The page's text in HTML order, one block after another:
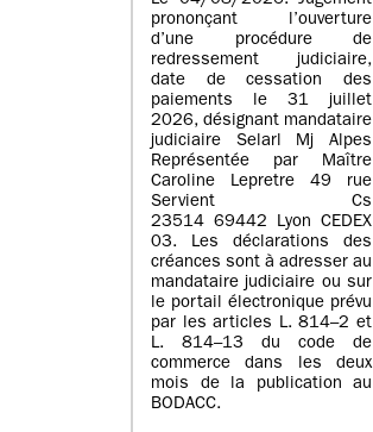
prononçant l’ouverture
d’une procédure de
redressement judiciaire,
date de cessation des
paiements le 31 juillet
2026, désignant mandataire
judiciaire Selarl Mj Alpes
Représentée par Maître
Caroline Lepretre 49 rue
Servient Cs
23514 69442 Lyon CEDEX
03. Les déclarations des
créances sont à adresser au
mandataire judiciaire ou sur
le portail électronique prévu
par les articles L. 814–2 et
L. 814–13 du code de
commerce dans les deux
mois de la publication au
BODACC.